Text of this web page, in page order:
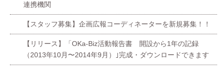
連携機関
【スタッフ募集】企画広報コーディネーターを新規募集！！
【リリース】「OKa-Biz活動報告書 開設から1年の記録
（2013年10月〜2014年9月）｣完成・ダウンロードできます